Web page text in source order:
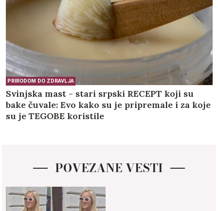
PRIRODOM DO ZDRAVLJA
Svinjska mast - stari srpski RECEPT koji su
bake čuvale: Evo kako su je pripremale i za koje
su je TEGOBE koristile
POVEZANE VESTI